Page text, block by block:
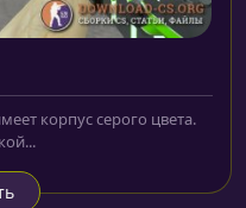
корпус серого цвета.